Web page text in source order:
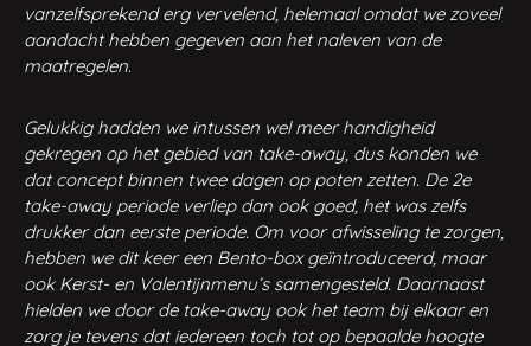
vanzelfsprekend erg vervelend, helemaal omdat we zoveel
aandacht hebben gegeven aan het naleven van de
maatregelen.
Gelukkig hadden we intussen wel meer handigheid
gekregen op het gebied van take-away, dus konden we
dat concept binnen twee dagen op poten zetten. De 2e
take-away periode verliep dan ook goed, het was zelfs
drukker dan eerste periode. Om voor afwisseling te zorgen,
hebben we dit keer een Bento-box geïntroduceerd, maar
ook Kerst- en Valentijnmenu’s samengesteld. Daarnaast
hielden we door de take-away ook het team bij elkaar en
zorg je tevens dat iedereen toch tot op bepaalde hoogte